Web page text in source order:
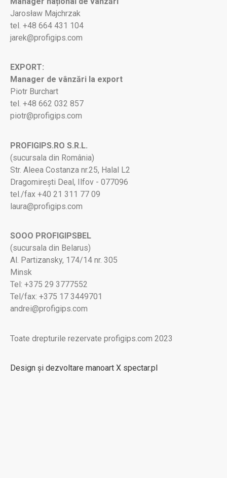
Jarosław Majchrzak
tel. +48 664 431 104
jarek@profigips.com
EXPORT:
Manager de vânzări la export
Piotr Burchart
tel. +48 662 032 857
piotr@profigips.com
PROFIGIPS.RO S.R.L.
(sucursala din România)
Str. Aleea Costanza nr.25, Halal L2
Dragomirești Deal, Ilfov - 077096
tel./fax +40 21 311 77 09
laura@profigips.com
SOOO PROFIGIPSBEL
(sucursala din Belarus)
Al. Partizansky, 174/14 nr. 305
Minsk
Tel: +375 29 3777552
Tel/fax: +375 17 3449701
andrei@profigips.com
Toate drepturile rezervate profigips.com 2023
Design și dezvoltare manoart X spectar.pl